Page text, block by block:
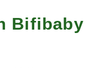
Bifibaby